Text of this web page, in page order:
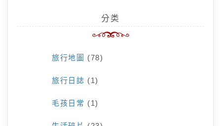
分类
旅行地圖 (78)
旅行日誌 (1)
毛孩日常 (1)